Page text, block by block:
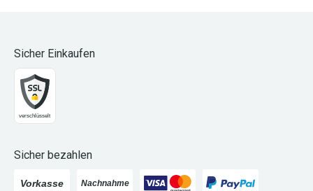
Sicher Einkaufen
Sicher bezahlen